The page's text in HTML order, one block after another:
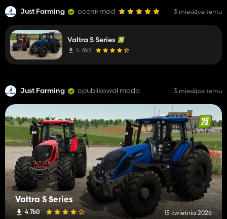
Just Farming ocenił mod 3 miesiące temu
Valtra S Series
4 760
Just Farming opublikował moda 3 miesiące temu
Valtra S Series
4 760 15 kwietnia 2026